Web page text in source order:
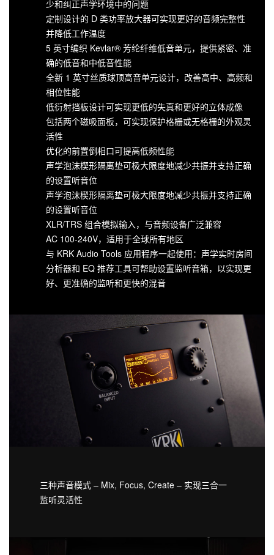
少和纠正声学环境中的问题
定制设计的 D 类功率放大器可实现更好的音频完整性
并降低工作温度
5 英寸编织 Kevlar® 芳纶纤维低音单元，提供紧密、准
确的低音和中低音性能
全新 1 英寸丝质球顶高音单元设计，改善高中、高频和
相位性能
低衍射挡板设计可实现更低的失真和更好的立体成像
包括两个磁吸面板，可实现保护格栅或无格栅的外观灵
活性
优化的前置倒相口可提高低频性能
声学泡沫楔形隔离垫可极大限度地减少共振并支持正确
的设置听音位
声学泡沫楔形隔离垫可极大限度地减少共振并支持正确
的设置听音位
XLR/TRS 组合模拟输入，与音频设备广泛兼容
AC 100-240V，适用于全球所有地区
与 KRK Audio Tools 应用程序一起使用：声学实时房间
分析器和 EQ 推荐工具可帮助设置监听音箱，以实现更
好、更准确的监听和更快的混音
三种声音模式 – Mix, Focus, Create – 实现三合一
监听灵活性